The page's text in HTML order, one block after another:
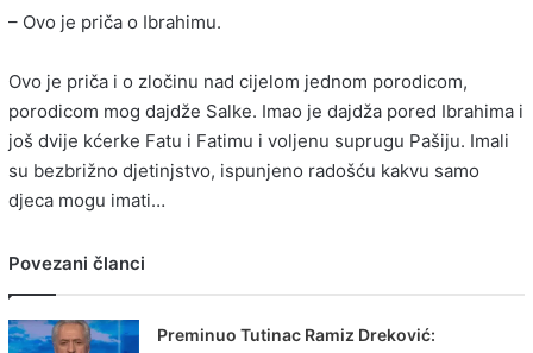
– Ovo je priča o Ibrahimu.
Ovo je priča i o zločinu nad cijelom jednom porodicom,
porodicom mog dajdže Salke. Imao je dajdža pored Ibrahima i
još dvije kćerke Fatu i Fatimu i voljenu suprugu Pašiju. Imali
su bezbrižno djetinjstvo, ispunjeno radošću kakvu samo
djeca mogu imati…
Povezani članci
Preminuo Tutinac Ramiz Dreković: